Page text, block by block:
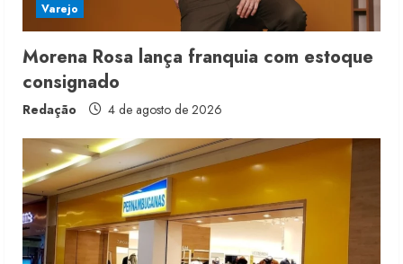
n
g
Varejo
Morena Rosa lança franquia com estoque
consignado
Redação 4 de agosto de 2026